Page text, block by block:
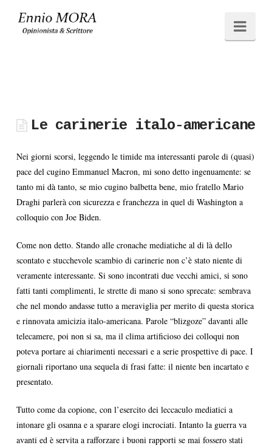
Ennio
Le carinerie italo-americane
Nei giorni scorsi, leggendo le timide ma interessanti parole di (quasi)
pace del cugino Emmanuel Macron, mi sono detto ingenuamente: se
tanto mi dà tanto, se mio cugino balbetta bene, mio fratello Mario
Draghi parlerà con sicurezza e franchezza in quel di Washington a
colloquio con Joe Biden.
Come non detto. Stando alle cronache mediatiche al di là dello
scontato e stucchevole scambio di carinerie non c’è stato niente di
veramente interessante. Si sono incontrati due vecchi amici, si sono
fatti tanti complimenti, le strette di mano si sono sprecate: sembrava
che nel mondo andasse tutto a meraviglia per merito di questa storica
e rinnovata amicizia italo-americana. Parole “blizgoze” davanti alle
telecamere, poi non si sa, ma il clima artificioso dei colloqui non
poteva portare ai chiarimenti necessari e a serie prospettive di pace. I
giornali riportano una sequela di frasi fatte: il niente ben incartato e
presentato.
Tutto come da copione, con l’esercito dei leccaculo mediatici a
intonare gli osanna e a sparare elogi incrociati. Intanto la guerra va
avanti ed è servita a rafforzare i buoni rapporti se mai fossero stati